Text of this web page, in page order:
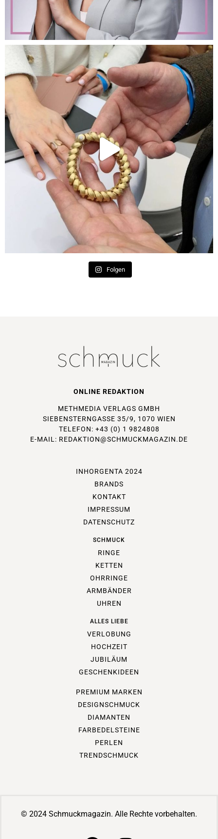
Folgen
ONLINE REDAKTION
METHMEDIA VERLAGS GMBH
SIEBENSTERNGASSE 35/9, 1070 WIEN
TELEFON: +43 (0) 1 9824808
E-MAIL: REDAKTION@SCHMUCKMAGAZIN.DE
INHORGENTA 2024
BRANDS
KONTAKT
IMPRESSUM
DATENSCHUTZ
SCHMUCK
RINGE
KETTEN
OHRRINGE
ARMBÄNDER
UHREN
ALLES LIEBE
VERLOBUNG
HOCHZEIT
JUBILÄUM
GESCHENKIDEEN
PREMIUM MARKEN
DESIGNSCHMUCK
DIAMANTEN
FARBEDELSTEINE
PERLEN
TRENDSCHMUCK
© 2024 Schmuckmagazin. Alle Rechte vorbehalten.